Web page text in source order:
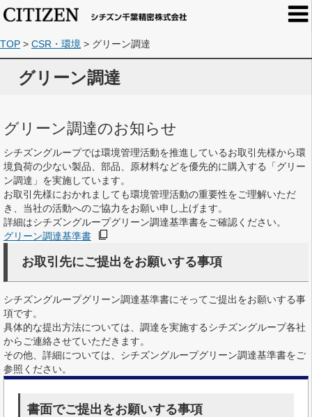
TOP > CSR・環境 > グリーン調達
グリーン調達
グリーン調達のお知らせ
シチズングループでは環境管理活動を推進しているお取引先様から環
境負荷の少ない製品、部品、原材料などを優先的に購入する「グリー
ン調達」を実施しています。
お取引先様におかれましても環境管理活動の重要性をご理解いただ
き、当社の活動へのご協力をお願い申し上げます。
詳細はシチズングループグリーン調達基準書をご確認ください。
グリーン調達基準書
お取引先にご提出をお願いする事項
シチズングループグリーン調達基準書にそってご提出をお願いする事
項です。
具体的な提出方法については、調達を実施するシチズングループ各社
からご連絡させていただきます。
その他、詳細については、シチズングループグリーン調達基準書をご
参照ください。
書面でご提出をお願いする事項